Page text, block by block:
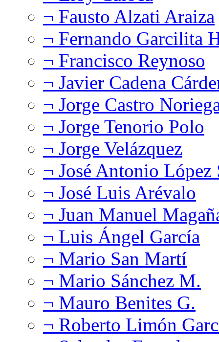
¬ Fausto Alzati Araiza
¬ Fernando Garcilita
¬ Francisco Reynoso
¬ Javier Cadena
¬ Jorge Castro
¬ Jorge Tenorio Polo
¬ Jorge Velázquez
¬ José Antonio López
¬ José Luis Arévalo
¬ Juan Manuel
¬ Luis Ángel García
¬ Mario San Martí
¬ Mario Sánchez M.
¬ Mauro Benites G.
¬ Roberto Limón